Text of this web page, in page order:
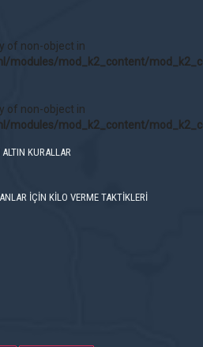
of non-object in
modules/mod_k2_content/
of non-object in
modules/mod_k2_content/
KURALLAR
İÇİN KİLO VERME TAKTİKLERİ